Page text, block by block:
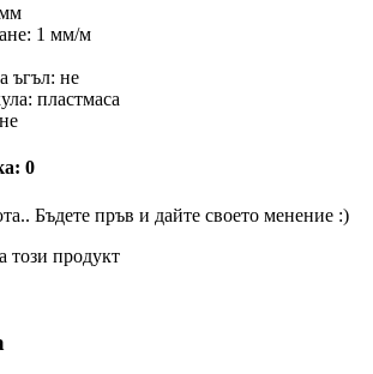
1 мм/м
ъгъл: не
пластмаса
0
Бъдете пръв и дайте своето менение :)
този продукт